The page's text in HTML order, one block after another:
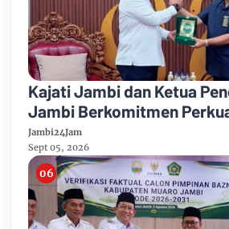
Kajati Jambi dan Ketua
Jambi Berkomitmen
Penegakan Hukum
Jambi24Jam
Sept 05, 2026